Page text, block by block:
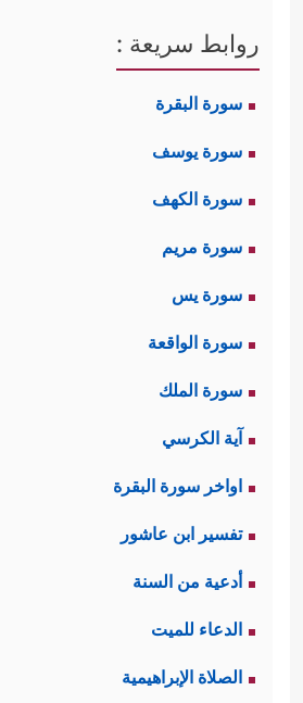
روابط سريعة :
سورة البقرة
سورة يوسف
سورة الكهف
سورة مريم
سورة يس
سورة الواقعة
سورة الملك
آية الكرسي
اواخر سورة البقرة
تفسير ابن عاشور
أدعية من السنة
الدعاء للميت
الصلاة الإبراهيمية